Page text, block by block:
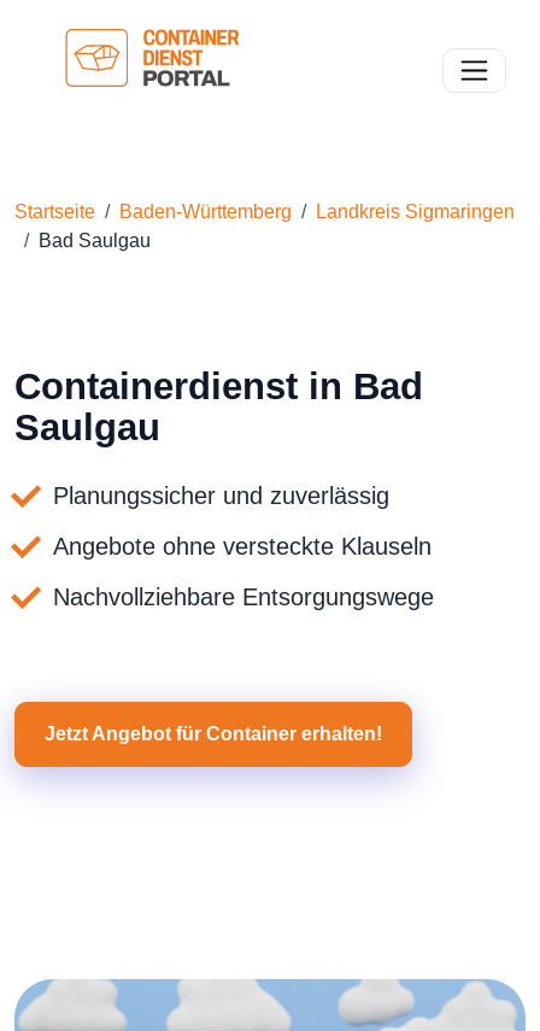
Toggle
Startseite Baden-Württemberg
Landkreis Sigmaringen
Bad Saulgau
Containerdienst in Bad
Saulgau
Planungssicher und zuverlässig
Angebote ohne versteckte Klauseln
Nachvollziehbare Entsorgungswege
Jetzt Angebot für Container erhalten!